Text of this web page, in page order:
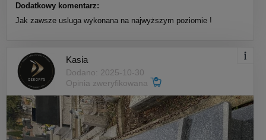
Dodatkowy komentarz:
Jak zawsze usluga wykonana na najwyższym poziomie !
Kasia
Dodano: 2025-10-30
Opinia zweryfikowana